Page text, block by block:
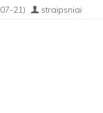
21) straipsniai